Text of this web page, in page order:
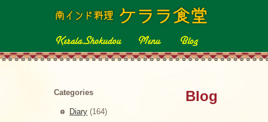
Blog
Categories
Diary (164)